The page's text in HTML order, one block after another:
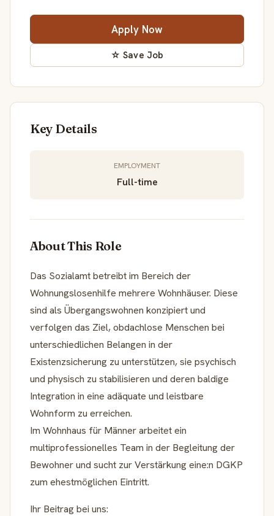
Apply Now
☆ Save Job
Key Details
EMPLOYMENT
Full-time
About This Role
Das Sozialamt betreibt im Bereich der
Wohnungslosenhilfe mehrere Wohnhäuser. Diese
sind als Übergangswohnen konzipiert und
verfolgen das Ziel, obdachlose Menschen bei
unterschiedlichen Belangen in der
Existenzsicherung zu unterstützen, sie psychisch
und physisch zu stabilisieren und deren baldige
Integration in eine adäquate und leistbare
Wohnform zu erreichen.
Im Wohnhaus für Männer arbeitet ein
multiprofessionelles Team in der Begleitung der
Bewohner und sucht zur Verstärkung eine:n DGKP
zum ehestmöglichen Eintritt.
Ihr Beitrag bei uns: